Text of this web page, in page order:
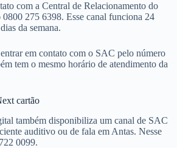
com a Central de Relacionamento do
0800 275 6398. Esse canal funciona 24
da semana.
em contato com o SAC pelo número
tem o mesmo horário de atendimento da
cartão
também disponibiliza um canal de SAC
auditivo ou de fala em Antas. Nesse
0099.